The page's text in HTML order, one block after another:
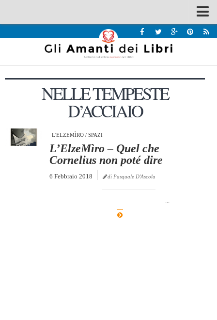
Recensioni
Interviste & Incontri
Contatti
NELLE TEMPESTE
D’ACCIAIO
L'ELZEMÌRO/ SPAZI
L’ElzeMìro – Quel che
Cornelius non poté dire
6 Febbraio 2018 di Pasquale D'Ascola
...